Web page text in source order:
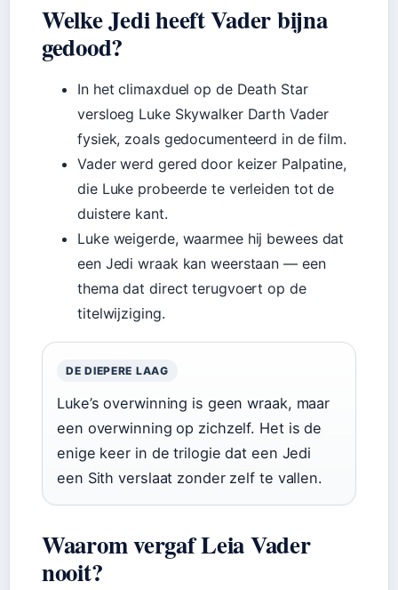
Welke Jedi heeft Vader bijna
gedood?
In het climaxduel op de Death Star
versloeg Luke Skywalker Darth Vader
fysiek, zoals gedocumenteerd in de film.
Vader werd gered door keizer Palpatine,
die Luke probeerde te verleiden tot de
duistere kant.
Luke weigerde, waarmee hij bewees dat
een Jedi wraak kan weerstaan — een
thema dat direct terugvoert op de
titelwijziging.
DE DIEPERE LAAG
Luke’s overwinning is geen wraak, maar
een overwinning op zichzelf. Het is de
enige keer in de trilogie dat een Jedi
een Sith verslaat zonder zelf te vallen.
Waarom vergaf Leia Vader
nooit?